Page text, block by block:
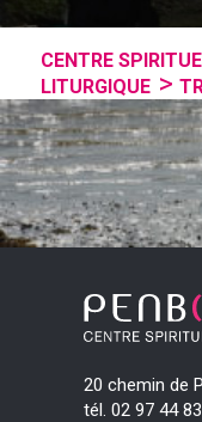
CENTRE
LITURGIQUE
20 chemin de
tél. 02 97 44